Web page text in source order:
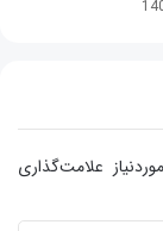
علامت‌گذاری